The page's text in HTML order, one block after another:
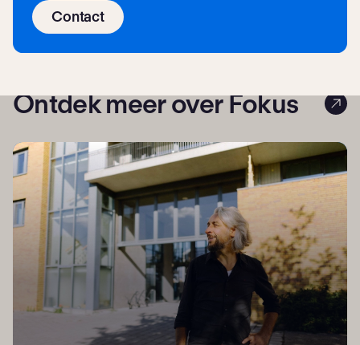
Contact
Ontdek meer over Fokus